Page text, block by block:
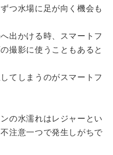
つ水場に足が向く機会も
出かける時、スマートフ
撮影に使うこともあると
てしまうのがスマートフ
の水濡れはレジャーとい
注意一つで発生しがちで